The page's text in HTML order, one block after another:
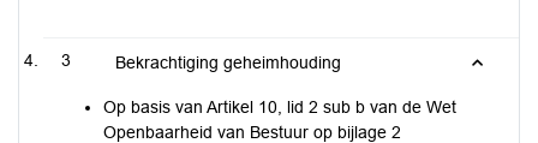
3 Bekrachtiging geheimhouding
Op basis van Artikel 10, lid 2 sub b van de Wet
Openbaarheid van Bestuur op bijlage 2